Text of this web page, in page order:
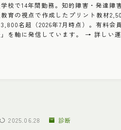
校で14年間勤務。知的障害・発達障
育の視点で作成したプリント教材
名超（2026年7月時点）。有料
」を軸に発信しています。 → 詳しい
2025.06.28 診断